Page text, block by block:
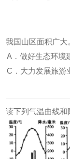
我国山区面积广
A．做好生态环境
C．大力发展旅游
读下列气温曲线和